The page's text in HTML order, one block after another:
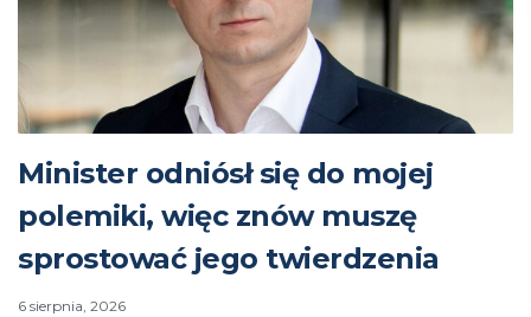
Minister odniósł się do mojej
polemiki, więc znów muszę
sprostować jego twierdzenia
6 sierpnia, 2026